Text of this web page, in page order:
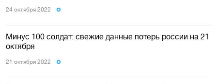
24 октября 2022
Минус 100 солдат: свежие данные потерь россии на 21
октября
21 октября 2022